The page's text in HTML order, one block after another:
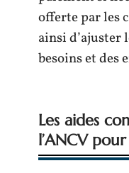
offerte par les
ainsi d’ajuster
besoins et des
Les aides
l’ANCV